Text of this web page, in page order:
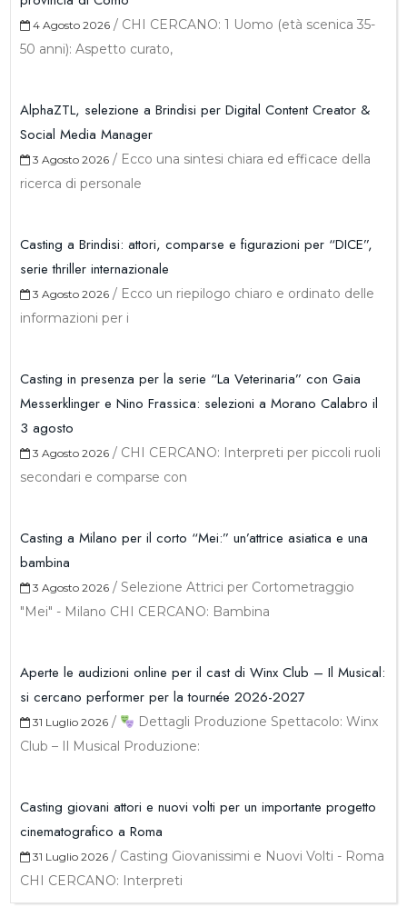
4 Agosto 2026 / CHI CERCANO: 1 Uomo (età scenica 35-
50 anni): Aspetto curato,
AlphaZTL, selezione a Brindisi per Digital Content Creator &
Social Media Manager
3 Agosto 2026 / Ecco una sintesi chiara ed efficace della
ricerca di personale
Casting a Brindisi: attori, comparse e figurazioni per “DICE”,
serie thriller internazionale
3 Agosto 2026 / Ecco un riepilogo chiaro e ordinato delle
informazioni per i
Casting in presenza per la serie “La Veterinaria” con Gaia
Messerklinger e Nino Frassica: selezioni a Morano Calabro il
3 agosto
3 Agosto 2026 / CHI CERCANO: Interpreti per piccoli ruoli
secondari e comparse con
Casting a Milano per il corto “Mei:” un’attrice asiatica e una
bambina
3 Agosto 2026 / Selezione Attrici per Cortometraggio
"Mei" - Milano CHI CERCANO: Bambina
Aperte le audizioni online per il cast di Winx Club – Il Musical:
si cercano performer per la tournée 2026-2027
31 Luglio 2026 /
Dettagli Produzione Spettacolo: Winx
Club – Il Musical Produzione:
Casting giovani attori e nuovi volti per un importante progetto
cinematografico a Roma
31 Luglio 2026 / Casting Giovanissimi e Nuovi Volti - Roma
CHI CERCANO: Interpreti